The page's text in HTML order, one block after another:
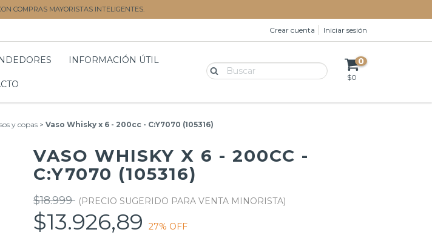
COMPRAS MAYORISTAS INTELIGENTES.
Crear cuenta Iniciar sesión
INFORMACIÓN ÚTIL 0
$0
y copas > Vaso Whisky x 6 - 200cc - C:Y7070 (105316)
VASO WHISKY X 6 - 200CC -
C:Y7070 (105316)
$18.999
$13.926,89 27% OFF